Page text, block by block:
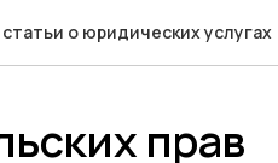
о юридических услугах
прав